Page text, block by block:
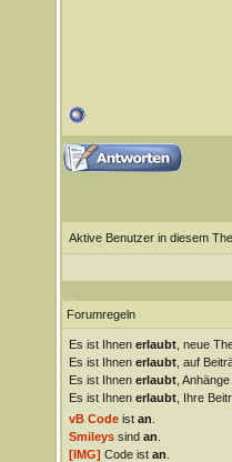
Aktive Benutzer in diesem
Forumregeln
Es ist Ihnen erlaubt, neue
Es ist Ihnen erlaubt, auf
Es ist Ihnen erlaubt, Anhänge
Es ist Ihnen erlaubt, Ihre
vB Codeist an
Smileyssind an
[IMG] Code ist an